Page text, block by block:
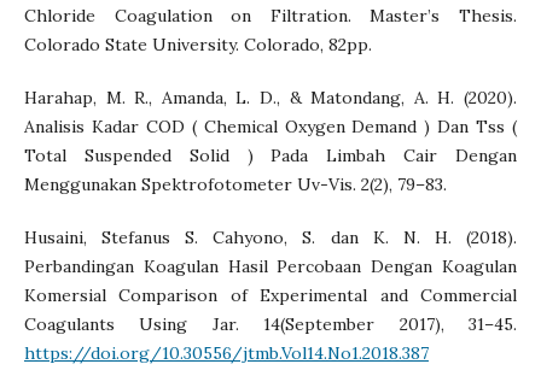
Chloride Coagulation on Filtration. Master’s Thesis.
Colorado State University. Colorado, 82pp.
Harahap, M. R., Amanda, L. D., & Matondang, A. H. (2020).
Analisis Kadar COD ( Chemical Oxygen Demand ) Dan Tss (
Total Suspended Solid ) Pada Limbah Cair Dengan
Menggunakan Spektrofotometer Uv-Vis. 2(2), 79–83.
Husaini, Stefanus S. Cahyono, S. dan K. N. H. (2018).
Perbandingan Koagulan Hasil Percobaan Dengan Koagulan
Komersial Comparison of Experimental and Commercial
Coagulants Using Jar. 14(September 2017), 31–45.
https://doi.org/10.30556/jtmb.Vol14.No1.2018.387